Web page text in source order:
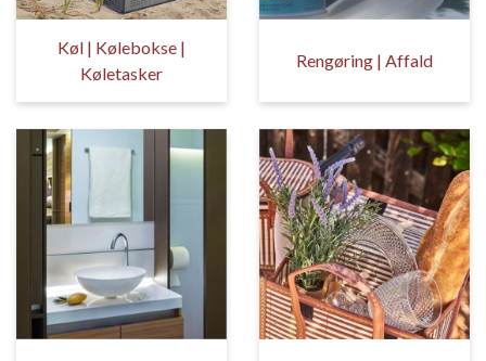
Køl | Kølebokse |
Køletasker
Rengøring | Affald